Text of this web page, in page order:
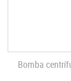
Bomba